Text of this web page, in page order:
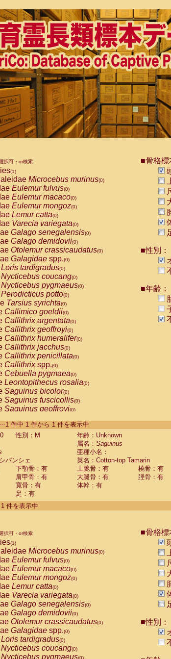
択可・or検索
(1)
Microcebus murinus(0)
Eulemur fulvus(0)
Eulemur macaco(0)
Eulemur mongoz(0)
Lemur catta(0)
Varecia variegata(0)
Galago senegalensis(0)
Galago demidovii(0)
Otolemur crassicaudatus(0)
Galagidae spp.(0)
Loris tardigradus(0)
Nycticebus coucang(0)
Nycticebus pygmaeus(0)
Perodicticus potto(0)
Tarsius syrichta(0)
Callimico goeldii(0)
Callithrix argentata(0)
Callithrix geoffroyi(0)
Callithrix humeralifer(0)
Callithrix jacchus(0)
Callithrix penicillata(0)
Callithrixspp.(0)
Cebuella pygmaea(0)
Leontopithecus rosalia(0)
Saguinus bicolor(0)
Saguinus fuscicollis(0)
Saguinus geoffroyi(0)
Saguinus labiatus(0)
Saguinus leucopus (0)
Saguinus nigricollis (0)
Saguinus oedipus
Saguinus weddelli
Saguinusspp.
Aotus trivirgatus
Cebus albifrons
Cebus nigrivittatus
Cebus
Saimiri boliviensis(0)
Saimiri sciureus(0)
Alouatta caraya(0)
Alouatta fusca(0)
Alouatta seniculus
Alouattaspp.(0)
Ateles belzebuth(0)
Ateles geoffroyi(0)
Ateles paniscus(0)
Atelesspp.(0)
Lagothrix lagothricha
Lagothrix lagothricha cana
Cacajao calvus rubicundus
■骨格標
■性別：
■年齢：
1 件中 1 件から 1 件を表示中
性別：M
年齢：Unknown
属名： Saguinus
亜種小名：
パンシェ
英名：Cotton-top Tamarin
下顎骨：有 上腕骨：有
橈骨：有
肩甲骨：有 大腿骨：有
脛骨：有
寛骨：有
体幹：有
足：有
件を表示中
択可・or検索
(1)
Microcebus murinus(0)
Eulemur fulvus(0)
Eulemur macaco(0)
Eulemur mongoz(0)
Lemur catta(0)
Varecia variegata(0)
Galago senegalensis(0)
Galago demidovii(0)
Otolemur crassicaudatus(0)
Galagidae spp.(0)
Loris tardigradus(0)
Nycticebus coucang(0)
Nycticebus pygmaeus(0)
■骨格標
■性別：